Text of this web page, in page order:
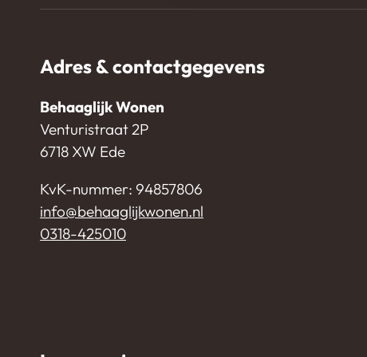
Adres & contactgegevens
Behaaglijk Wonen
Venturistraat 2P
6718 XW Ede
KvK-nummer: 94857806
info@behaaglijkwonen.nl
0318-425010